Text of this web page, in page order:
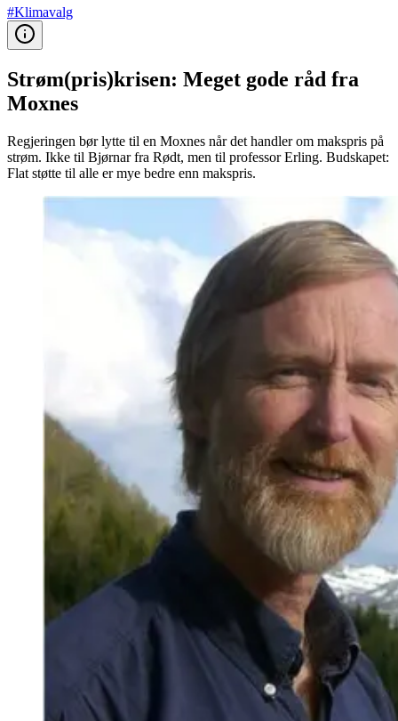
#Klimavalg
Strøm(pris)krisen: Meget gode råd fra
Moxnes
Regjeringen bør lytte til en Moxnes når det handler om makspris på
strøm. Ikke til Bjørnar fra Rødt, men til professor Erling. Budskapet:
Flat støtte til alle er mye bedre enn makspris.